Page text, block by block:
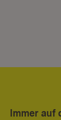
Immer auf